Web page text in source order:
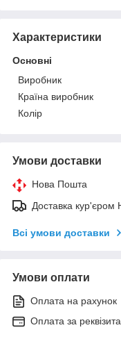
Характеристики
Основні
Виробник
Країна виробник
Колір
Умови доставки
Нова Пошта
Доставка кур'єром
Всі умови доставки
Умови оплати
Оплата на рахунок
Оплата за